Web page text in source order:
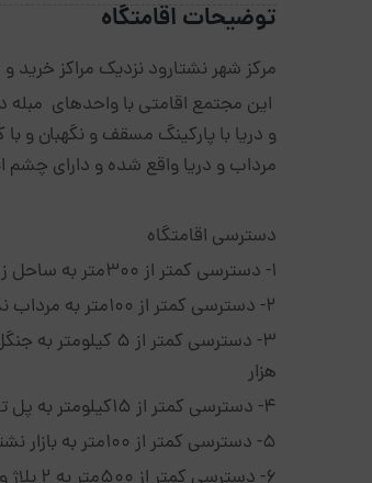
توضیحات اقامتگاه
مرکز شهر نشتارود نزدیک مراکز
مرداب و دریا واقع شده و دارای چشم
دسترسی اقامتگاه
1- دسترسی کمتر از 300متر به ساحل زیبای نشتارود
2- دسترسی کمتر از 100متر به مرداب نشتارود
هزار
4- دسترسی کمتر از 15کیلومتر به پل تاریخی چشمه کیله
5- دسترسی کمتر از 100متر به بازار نشتارود ، سوپرمارکت، قصابی ،نانوایی لواشی، بربری وسنگکی